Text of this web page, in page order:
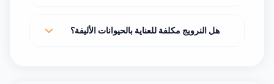
هل النرويج مكلفة للعناية بالحيوانات الأليفة؟